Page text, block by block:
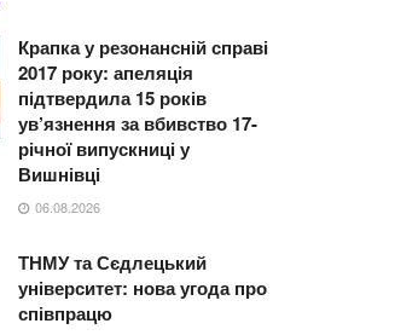
Крапка у резонансній справі
2017 року: апеляція
підтвердила 15 років
ув’язнення за вбивство 17-
річної випускниці у
Вишнівці
06.08.2026
ТНМУ та Сєдлецький
університет: нова угода про
співпрацю